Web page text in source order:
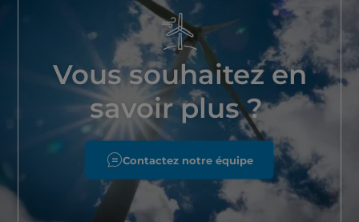
Vous souhaitez en
savoir plus ?
Contactez notre équipe